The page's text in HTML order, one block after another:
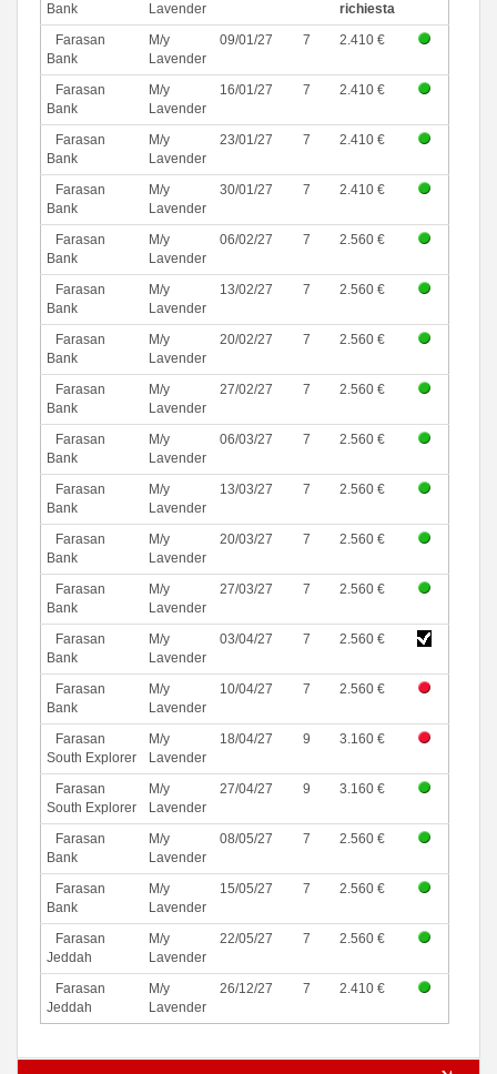
Bank
Lavender
richiesta
Farasan
Bank
M/y
Lavender
09/01/27 7 2.410 €
Farasan
Bank
M/y
Lavender
16/01/27 7 2.410 €
Farasan
Bank
M/y
Lavender
23/01/27 7 2.410 €
Farasan
Bank
M/y
Lavender
30/01/27 7 2.410 €
Farasan
Bank
M/y
Lavender
06/02/27 7 2.560 €
Farasan
Bank
M/y
Lavender
13/02/27 7 2.560 €
Farasan
Bank
M/y
Lavender
20/02/27 7 2.560 €
Farasan
Bank
M/y
Lavender
27/02/27 7 2.560 €
Farasan
Bank
M/y
Lavender
06/03/27 7 2.560 €
Farasan
Bank
M/y
Lavender
13/03/27 7 2.560 €
Farasan
Bank
M/y
Lavender
20/03/27 7 2.560 €
Farasan
Bank
M/y
Lavender
27/03/27 7 2.560 €
Farasan
Bank
M/y
Lavender
03/04/27 7 2.560 €
Farasan
Bank
M/y
Lavender
10/04/27 7 2.560 €
Farasan
South Explorer
M/y
Lavender
18/04/27 9 3.160 €
Farasan
South Explorer
M/y
Lavender
27/04/27 9 3.160 €
Farasan
Bank
M/y
Lavender
08/05/27 7 2.560 €
Farasan
Bank
M/y
Lavender
15/05/27 7 2.560 €
Farasan
Jeddah
M/y
Lavender
22/05/27 7 2.560 €
Farasan
Jeddah
M/y
Lavender
26/12/27 7 2.410 €